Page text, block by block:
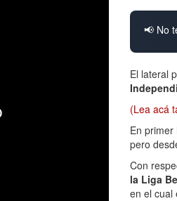
📢 No
El lateral
(Lea acá
En primer
pero
Con
la Liga
en el cual